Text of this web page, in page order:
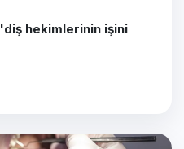
hekimlerinin işini